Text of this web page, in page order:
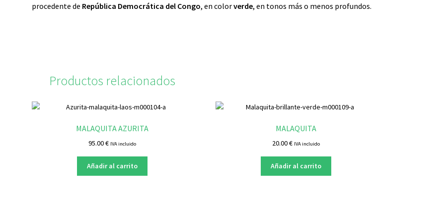
procedente de República Democrática del Congo, en colorverde, en tonos más o menos profundos.
Productos relacionados
MALAQUITA AZURITA
95.00€ IVA incluido
Añadir al carrito
MALAQUITA
20.00€ IVA incluido
Añadir al carrito